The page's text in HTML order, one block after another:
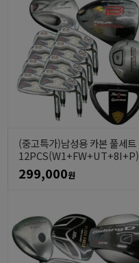
(중고특가)남성용 카본 풀세트
12PCS(W1+FW+UT+8I+P)
299,000원